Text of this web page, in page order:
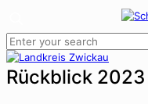
Rückblick 2023